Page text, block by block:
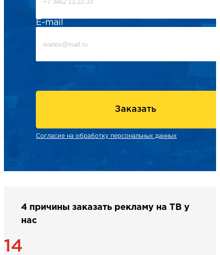
E-mail
Заказать
Согласие на обработку персональных данных
4 причины заказать рекламу на ТВ у
нас
14